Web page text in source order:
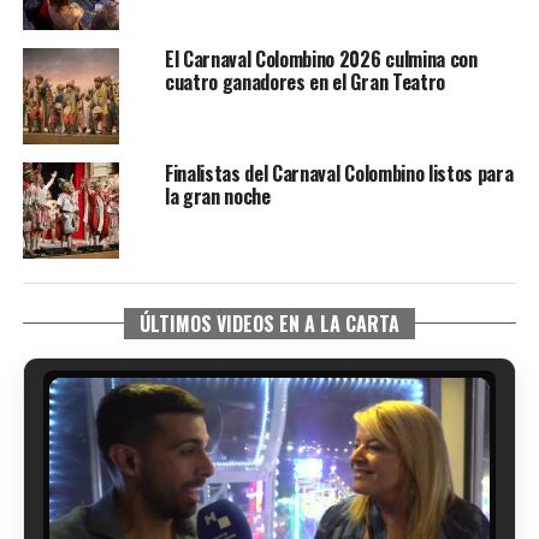
El Carnaval Colombino 2026 culmina con
cuatro ganadores en el Gran Teatro
Finalistas del Carnaval Colombino listos para
la gran noche
ÚLTIMOS VIDEOS EN A LA CARTA